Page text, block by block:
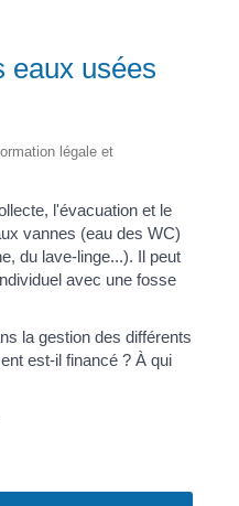
eaux usées
légale et
l'évacuation et le
vannes (eau des WC)
du lave-linge...). Il peut
avec une fosse
la gestion des différents
est-il financé ? À qui